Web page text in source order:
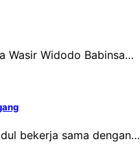
Wasir Widodo Babinsa…
bekerja sama dengan…